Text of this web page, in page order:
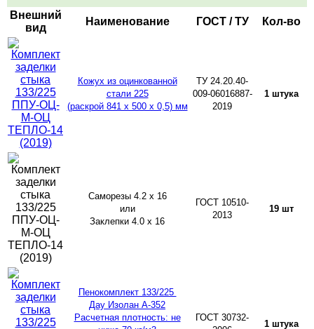
Внешний
вид
Наименование ГОСТ / ТУ Кол-во
Кожух из оцинкованной
стали 225
(раскрой 841 х 500 х 0,5) мм
ТУ 24.20.40-
009-06016887-
2019
1 штука
Саморезы 4.2 х 16
или
Заклепки 4.0 х 16
ГОСТ 10510-
2013
19 шт
Пенокомплект 133/225
Дау Изолан А-352
Расчетная плотность: не
ГОСТ 30732-
1 штука